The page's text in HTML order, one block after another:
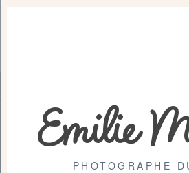
Emilie
PHOTOGRAPHE